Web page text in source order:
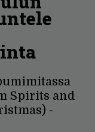
Spirits and
-